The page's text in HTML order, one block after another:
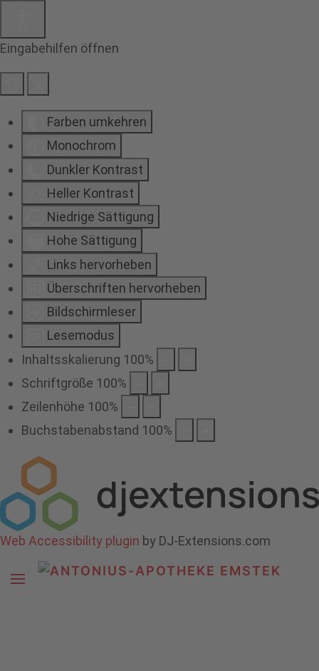
Eingabehilfen öffnen
Farben umkehren
Monochrom
Dunkler Kontrast
Heller Kontrast
Niedrige Sättigung
Hohe Sättigung
Links hervorheben
Überschriften hervorheben
Bildschirmleser
Lesemodus
Inhaltsskalierung 100%
Schriftgröße 100%
Zeilenhöhe 100%
Buchstabenabstand 100%
Web Accessibility plugin by DJ-Extensions.com